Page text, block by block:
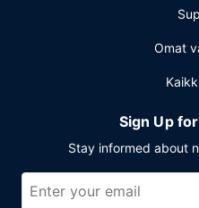
Omat
Sign Up
Stay informed about